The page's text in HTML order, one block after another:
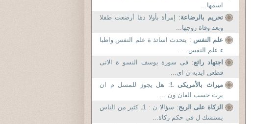
اسمها...
تحريم بالرضاعة: إمرأة بأولا دها أرضعت طفلا
وبعد وفاة زوجها...
علم النفس : يتحدث اساتذ ة علم النفس واطبا
ء علم النفس ....
اجتهاد رائع: فى سورة يوسف النسو ة الاتى
قطعن ايديه ن اى...
ميراث بالأمريكى .!: هل يجوز للمسل م ان
يرث حسب القان ون ...
الزكاة على الربح
: سؤالا ن : 1ـ كثير من الناس
يستشك ل في حكم زكاة...